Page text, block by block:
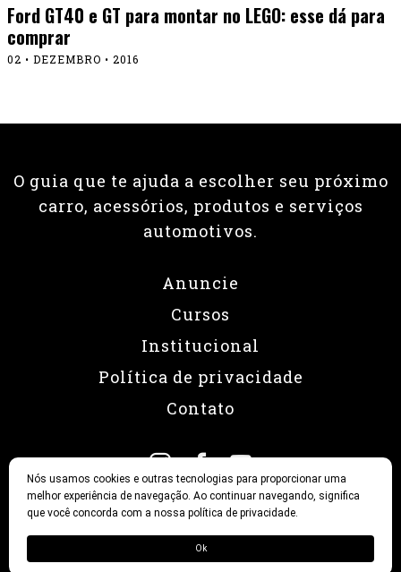
Ford GT40 e GT para montar no LEGO: esse dá para
comprar
02 • DEZEMBRO • 2016
O guia que te ajuda a escolher seu próximo
carro, acessórios, produtos e serviços
automotivos.
Anuncie
Cursos
Institucional
Política de privacidade
Contato
Nós usamos cookies e outras tecnologias para proporcionar uma
melhor experiência de navegação. Ao continuar navegando, significa
que você concorda com a nossa política de privacidade.
Ok